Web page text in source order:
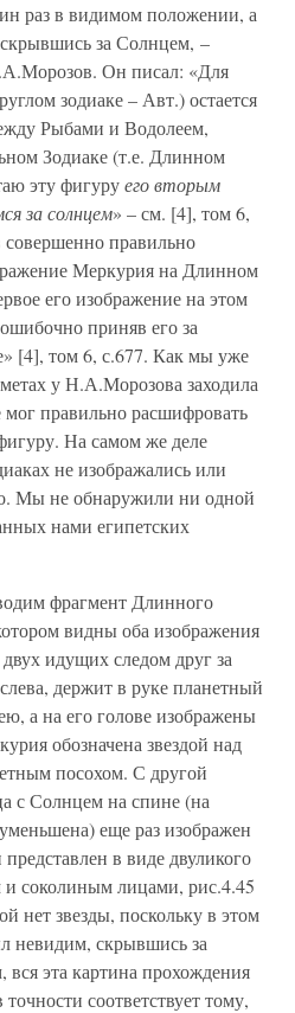
раз в видимом положении, а
за Солнцем, –
Он писал: «Для
зодиаке – Авт.) остается
Рыбами и Водолеем,
Зодиаке (т.е. Длинном
эту фигуруего вторым
за солнцем» – см. [4], том 6,
правильно
Меркурия на Длинном
его изображение на этом
приняв его за
[4], том 6, с.677. Как мы уже
у Н.А.Морозова заходила
мог правильно расшифровать
На самом же деле
не изображались или
Мы не обнаружили ни одной
нами египетских
фрагмент Длинного
видны оба изображения
идущих следом друг за
держит в руке планетный
а на его голове изображены
обозначена звездой над
посохом. С другой
с Солнцем на спине (на
еще раз изображен
в виде двуликого
соколиным лицами, рис.4.45
нет звезды, поскольку в этом
невидим, скрывшись за
эта картина прохождения
соответствует тому,